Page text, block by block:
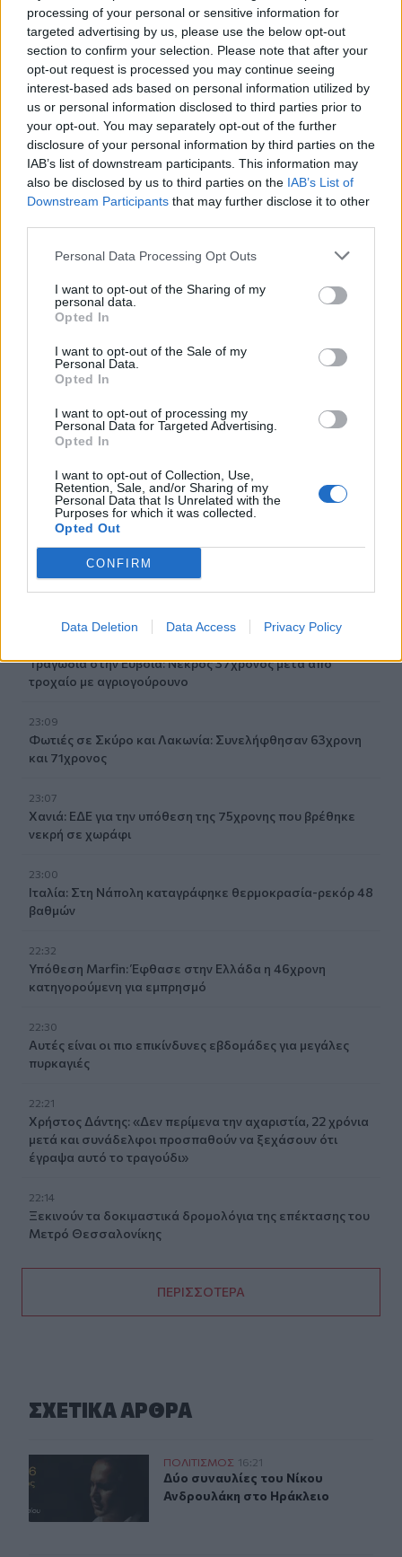
processing of your personal or sensitive information for
targeted advertising by us, please use the below opt-out
section to confirm your selection. Please note that after your
opt-out request is processed you may continue seeing
interest-based ads based on personal information utilized by
us or personal information disclosed to third parties prior to
your opt-out. You may separately opt-out of the further
disclosure of your personal information by third parties on the
IAB’s list of downstream participants. This information may
also be disclosed by us to third parties on the IAB’s List of
Downstream Participants that may further disclose it to other
Personal Data Processing Opt Outs
I want to opt-out of the Sharing of my
personal data.
Opted In
I want to opt-out of the Sale of my
Personal Data.
Opted In
I want to opt-out of processing my
Personal Data for Targeted Advertising.
Opted In
I want to opt-out of Collection, Use,
Retention, Sale, and/or Sharing of my
Personal Data that Is Unrelated with the
Purposes for which it was collected.
Opted Out
CONFIRM
Data Deletion Data Access Privacy Policy
02:51
Ο έρωτας θα πρωταγωνιστήσει στη ζωή αυτών των
ζωδίων τον Αύγουστο
01:42
Καύσωνας στο γραφείο: Πόσο μπορεί να χαλαρώσει το
dress code
00:31
Παιδιά στην πισίνα: 6 απαράβατοι κανόνες για την
00:00
Ανατριχιαστικό βίντεο από τον σεισμό στην Ιαπωνία:
Γιατροί προστατεύουν με τα σώματά τους ασθενή την
ώρα του χειρουργείου
23:54
Τραμπ: Ο πόλεμος με το Ιράν "θα τελειώσει σύντομα"
23:43
30χρονη έπεσε στη θάλασσα από την γέφυρα της
Χαλκίδας
23:32
Οι «μαύρες χήρες» της Ρωσίας: Παντρεύονται
νεοσύλλεκτους πριν μεταβούν στο μέτωπο για να
εισπράξουν τις «παχυλές» αποζημιώσεις
Τραγωδία στην Εύβοια: Νεκρός 37χρονος μετά από
τροχαίο με αγριογούρουνο
23:09
Φωτιές σε Σκύρο και Λακωνία: Συνελήφθησαν 63χρονη
και 71χρονος
23:07
Χανιά: ΕΔΕ για την υπόθεση της 75χρονης που βρέθηκε
νεκρή σε χωράφι
23:00
Ιταλία: Στη Νάπολη καταγράφηκε θερμοκρασία-ρεκόρ 48
βαθμών
22:32
Υπόθεση Marfin: Έφθασε στην Ελλάδα η 46χρονη
κατηγορούμενη για εμπρησμό
22:30
Αυτές είναι οι πιο επικίνδυνες εβδομάδες για μεγάλες
πυρκαγιές
22:21
Χρήστος Δάντης: «Δεν περίμενα την αχαριστία, 22 χρόνια
μετά και συνάδελφοι προσπαθούν να ξεχάσουν ότι
έγραψα αυτό το τραγούδι»
22:14
Ξεκινούν τα δοκιμαστικά δρομολόγια της επέκτασης του
Μετρό Θεσσαλονίκης
ΠΕΡΙΣΣΟΤΕΡΑ
ΣΧΕΤΙΚA AΡΘΡΑ
Δύο συναυλίες του Νίκου Ανδρουλάκη στο Ηράκλειο
ΠΟΛΙΤΙΣΜΟΣ 16:21
Δύο συναυλίες του Νίκου
Δύο συναυλίες του Νίκου
Ανδρουλάκη στο Ηράκλειο